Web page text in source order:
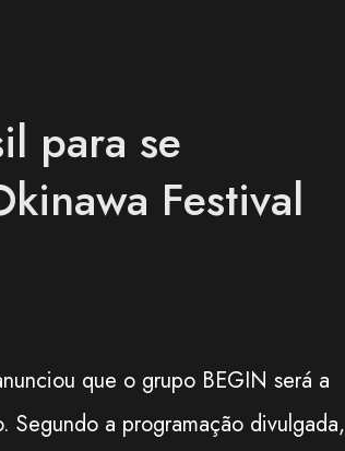
para se
Festival
que o grupo BEGIN será a
a programação divulgada,